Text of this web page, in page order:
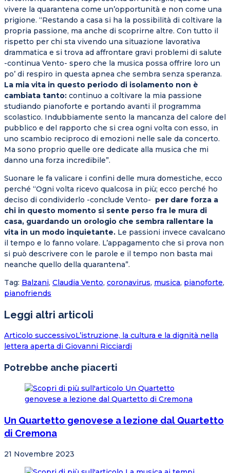
vivere la quarantena come un’opportunità e non come una
prigione. “Restando a casa si ha la possibilità di coltivare la
propria passione, ma anche di scoprirne altre. Con tutto il
rispetto per chi sta vivendo una situazione lavorativa
drammatica e si trova ad affrontare gravi problemi di salute
-continua Vento- spero che la musica possa offrire loro un
po’ di respiro in questa apnea che sembra senza speranza.
La mia vita in questo periodo di isolamento non è
cambiata tanto: continuo a coltivare la mia passione
studiando pianoforte e portando avanti il programma
scolastico. Indubbiamente sento la mancanza del calore del
pubblico e del rapporto che si crea ogni volta con esso, in
uno scambio reciproco di emozioni nelle sale da concerto.
Ma sono proprio quelle ore dedicate alla musica che mi
danno una forza incredibile”.
Suonare le fa valicare i confini delle mura domestiche, ecco
perché “Ogni volta ricevo qualcosa in più; ecco perché ho
deciso di condividerlo -conclude Vento- per dare forza a
chi in questo momento si sente perso fra le mura di
casa, guardando un orologio che sembra rallentare la
vita in un modo inquietante. Le passioni invece cavalcano
il tempo e lo fanno volare. L’appagamento che si prova non
si può descrivere con le parole e il tempo non basta mai
neanche quello della quarantena”.
Tag: Balzani, Claudia Vento, coronavirus, musica, pianoforte,
pianofriends
Leggi altri articoli
Articolo successivoL’istruzione, la cultura e la dignità nella
lettera aperta di Giovanni Ricciardi
Potrebbe anche piacerti
Un Quartetto genovese a lezione dal Quartetto
di Cremona
21 Novembre 2023